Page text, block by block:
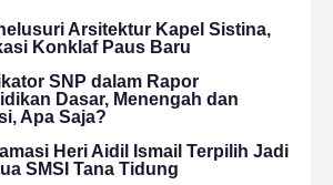
Arsitektur Kapel Sistina,
Konklaf Paus Baru
SNP dalam Rapor
Dasar, Menengah dan
Apa Saja?
Heri Aidil Ismail Terpilih Jadi
SMSI Tana Tidung